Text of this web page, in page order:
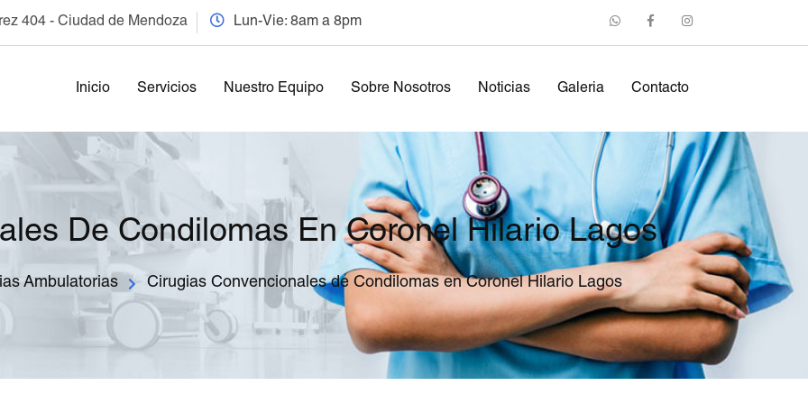
404 - Ciudad de Mendoza Lun-Vie: 8am a 8pm
Inicio Servicios Nuestro Equipo Sobre Nosotros Noticias Galeria Contacto
De Condilomas En Coronel Hilario Lagos
Ambulatorias Cirugias Convencionales de Condilomas en Coronel Hilario Lagos